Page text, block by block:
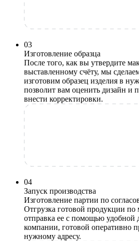
03
Изготовление образца
После того, как вы утвердите
выставленному счёту, мы
изготовим образец изделия в
позволит вам оценить дизайн и
внести корректировки.
04
Запуск производства
Изготовление партии по
Отгрузка готовой продукции по
отправка ее с помощью удобной
компании, готовой оперативно
нужному адресу.